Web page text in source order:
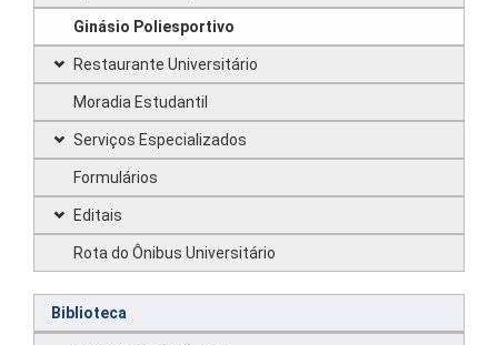
Ginásio Poliesportivo
Restaurante Universitário
Moradia Estudantil
Serviços Especializados
Formulários
Editais
Rota do Ônibus Universitário
Biblioteca